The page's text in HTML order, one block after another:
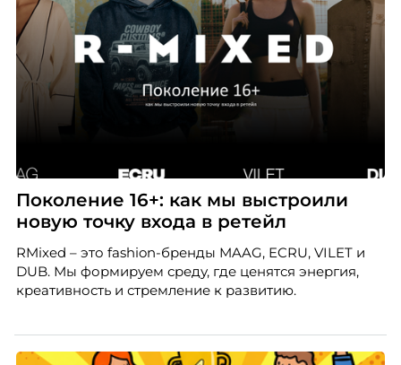
Поколение 16+: как мы выстроили
новую точку входа в ретейл
RMixed – это fashion-бренды MAAG, ECRU, VILET и
DUB. Мы формируем среду, где ценятся энергия,
креативность и стремление к развитию.